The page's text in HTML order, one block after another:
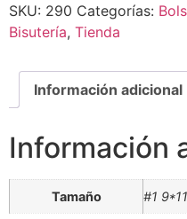
SKU: 290 Categorías:
Bisutería, Tienda
Información adicional
Información
Tamaño #1